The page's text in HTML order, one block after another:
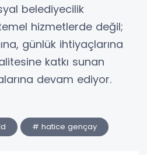
belediyecilik
hizmetlerde değil;
günlük ihtiyaçlarına
katkı sunan
devam ediyor.
# hatice gençay